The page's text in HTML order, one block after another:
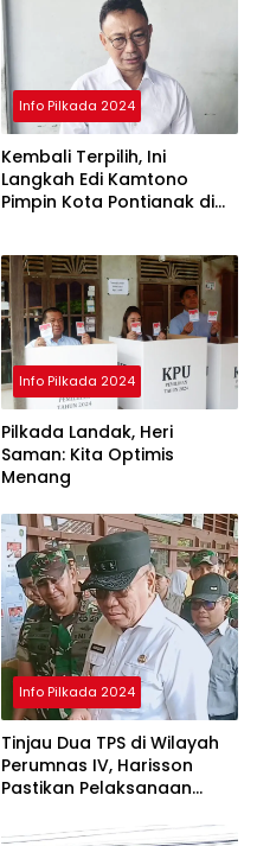
Info Pilkada 2024
Kembali Terpilih, Ini
Langkah Edi Kamtono
Pimpin Kota Pontianak di
Info Pilkada 2024
Pilkada Landak, Heri
Saman: Kita Optimis
Menang
Info Pilkada 2024
Tinjau Dua TPS di Wilayah
Perumnas IV, Harisson
Pastikan Pelaksanaan
Aman